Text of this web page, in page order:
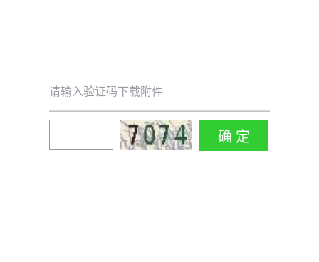
请输入验证码下载附件